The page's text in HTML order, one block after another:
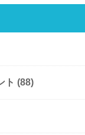
ト (88)